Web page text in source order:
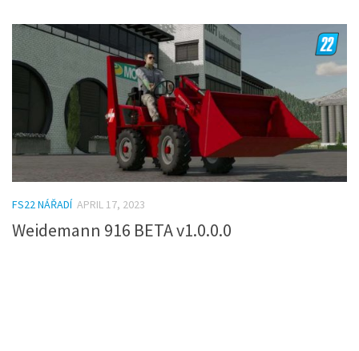
FS22 NÁŘADÍ APRIL 17, 2023
Weidemann 916 BETA v1.0.0.0